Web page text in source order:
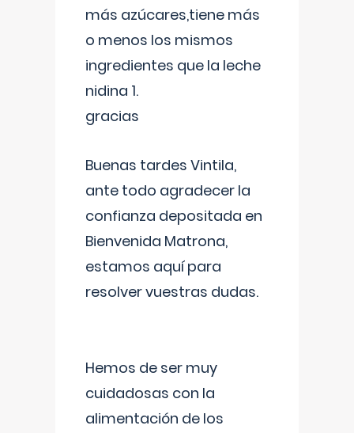
más azúcares,tiene más
o menos los mismos
ingredientes que la leche
nidina 1.
gracias
Buenas tardes Vintila,
ante todo agradecer la
confianza depositada en
Bienvenida Matrona,
estamos aquí para
resolver vuestras dudas.
Hemos de ser muy
cuidadosas con la
alimentación de los